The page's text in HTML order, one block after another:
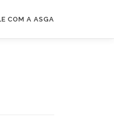
COM A ASGA